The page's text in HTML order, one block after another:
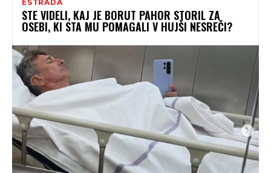
ESTRADA
STE VIDELI, KAJ JE BORUT PAHOR STORIL ZA
OSEBI, KI STA MU POMAGALI V HUJŠI NESREČI?